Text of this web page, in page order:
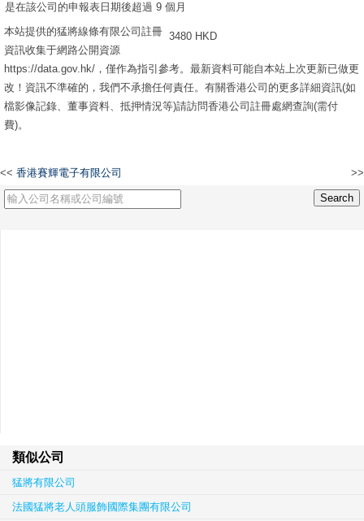
是在該公司的申報表日期後超過 9 個月
3480 HKD
本站提供的猛將線條有限公司註冊
資訊收集于網路公開資源
https://data.gov.hk/，僅作為指引參考。最新資料可能自本站上次更新已做更
改！資訊不準確的，我們不承擔任何責任。有關香港公司的更多詳細資訊(如
檔影像記錄、董事資料、抵押情況等)請訪問香港公司註冊處網查詢(需付
費)。
<< 香港賽輝電子有限公司 >>
類似公司
猛將有限公司
法國猛將老人頭服飾國際集團有限公司